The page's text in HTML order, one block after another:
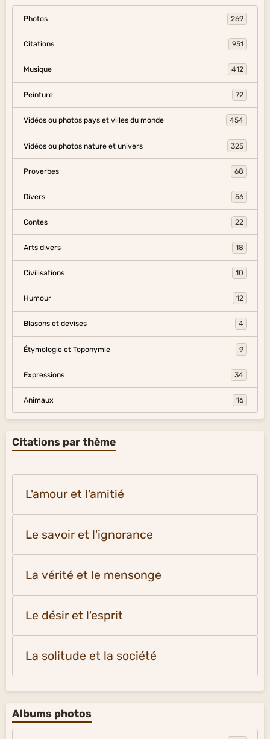
Photos 269
Citations 951
Musique 412
Peinture 72
Vidéos ou photos pays et villes du monde 454
Vidéos ou photos nature et univers 325
Proverbes 68
Divers 56
Contes 22
Arts divers 18
Civilisations 10
Humour 12
Blasons et devises 4
Étymologie et Toponymie 9
Expressions 34
Animaux 16
Citations par thème
L'amour et l'amitié
Le savoir et l'ignorance
La vérité et le mensonge
Le désir et l'esprit
La solitude et la société
Albums photos